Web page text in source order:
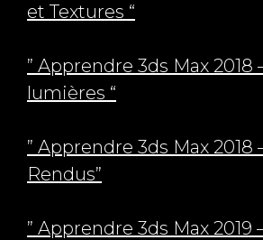
et Textures “
” Apprendre 3ds Max 2018
lumières “
” Apprendre 3ds Max 2018
Rendus”
” Apprendre 3ds Max 2019